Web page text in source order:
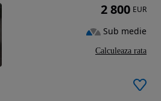
2 800 EUR
Sub medie
Calculeaza rata